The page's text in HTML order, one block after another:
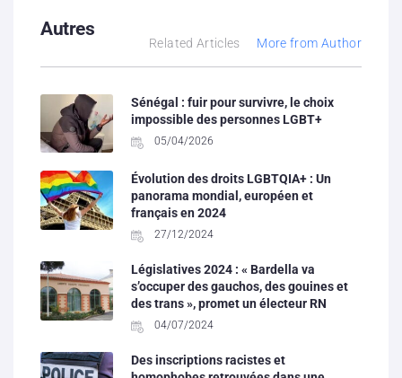
Autres
Related Articles More from Author
Sénégal : fuir pour survivre, le choix
impossible des personnes LGBT+
05/04/2026
Évolution des droits LGBTQIA+ : Un
panorama mondial, européen et
français en 2024
27/12/2024
Législatives 2024 : « Bardella va
s’occuper des gauchos, des gouines et
des trans », promet un électeur RN
04/07/2024
Des inscriptions racistes et